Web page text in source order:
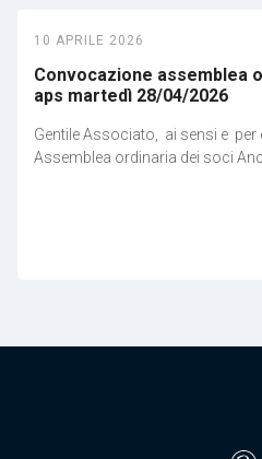
10 APRILE 2026
Convocazione assemblea
aps martedì 28/04/2026
Gentile Associato, ai sensi e
Assemblea ordinaria dei soci